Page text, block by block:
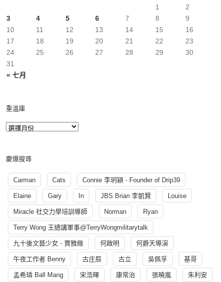
« 七月
1
2
3
4 5 6 7 8
9
10
11 12 13 14 15
16
17
18 19 20 21 22
23
24
25 26 27 28 29
30
31
重溫庫
慶爆搜尋
Carman Cats Connie 李玥穎 - Founder of Drip39
Elaine Gary In JBS Brian 李凱賢 Louise
Miracle 社交力學培訓導師 Norman Ryan
Terry Wong 王總講軍事@TerryWongmilitarytalk
九十後文藝少女 - 賈雅緻 何啟明 何爵天導演
午夜工作者 Benny 古庄辰 古立 吳佩孚 基哥
孟希璘 Ball Mang 宋浩暉 康常治 張曉嵐 朱利安